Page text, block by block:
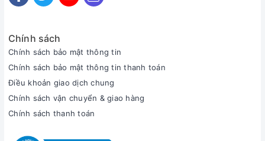
Chính sách
Chính sách bảo mật thông tin
Chính sách bảo mật thông tin thanh toán
Điều khoản giao dịch chung
Chính sách vận chuyển & giao hàng
Chính sách thanh toán